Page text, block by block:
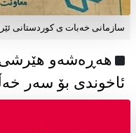
سازمانی خەبات ی كوردستانی
هەڕەشەو هێرشی
ئاخوندی بۆ سەر